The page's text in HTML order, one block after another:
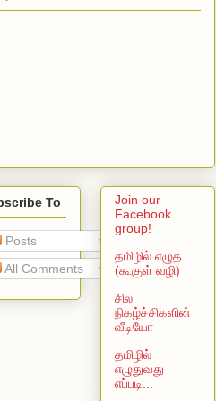
To
Posts
All Comments
Join our
Facebook
group!
தமிழில் எழுத
(கூகுள் வழி)
சில
நிகழ்ச்சிகளின்
வீடியோ
தமிழில்
எழுதுவது
எப்படி...